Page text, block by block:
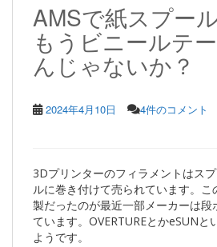
AMSで紙スプー
もうビニールテ
んじゃないか？
2024年4月10日 4件のコメント
3Dプリンターのフィラメントはス
ルに巻き付けて売られています。こ
製だったのが最近一部メーカーは段
ています。OVERTUREとかeSUNと
ようです。